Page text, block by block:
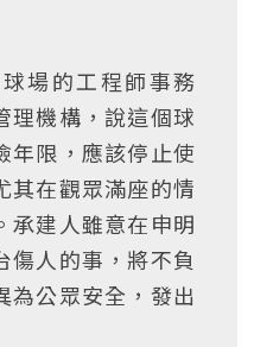
場的工程師事務
理機構，說這個球
年限，應該停止使
其在觀眾滿座的情
承建人雖意在申明
傷人的事，將不負
為公眾安全，發出